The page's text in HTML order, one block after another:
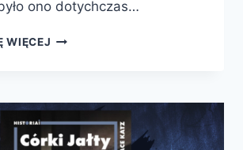
ono dotychczas…
WIĘCEJ BERIA.